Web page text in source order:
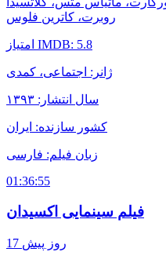
روبرت، کاترین فلوس
امتیاز IMDB: 5.8
ژانر: اجتماعی، کمدی
سال انتشار: ۱۳۹۳
کشور سازنده: ایران
زبان فیلم: فارسی
01:36:55
فیلم سینمایی اکسیدان
17 روز پیش